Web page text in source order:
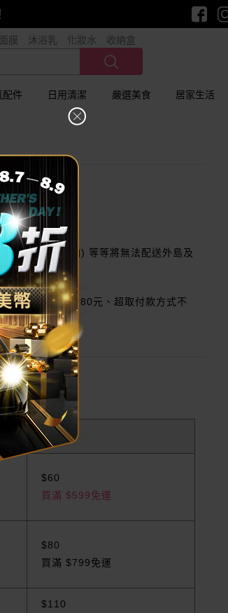
上折超划算
面膜 沐浴乳 化妝水 收納盒
配件 日用清潔 嚴選美食 居家生活
單狀況。
)、液體 (指甲油) 等等將無法配送外島及
款方式不得低於80元、超取付款方式不
運費
$60
買滿 $599免運
$80
買滿 $799免運
$110